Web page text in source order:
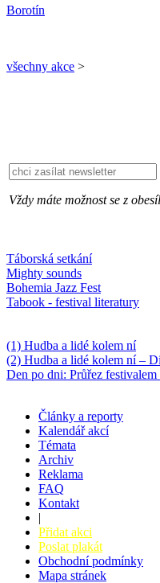
Borotín
všechny akce >
Vždy máte možnost se z
Táborská setkání
Mighty sounds
Bohemia Jazz Fest
Tabook - festival literatury
(1) Hudba a lidé kolem ní
(2) Hudba a lidé kolem ní –
Den po dni: Průřez festivalem
Články a reporty
Kalendář akcí
Témata
Archiv
Reklama
FAQ
Kontakt
|
Přidat akci
Poslat plakát
Obchodní podmínky
Mapa stránek